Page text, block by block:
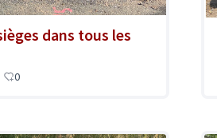
dans tous les
0